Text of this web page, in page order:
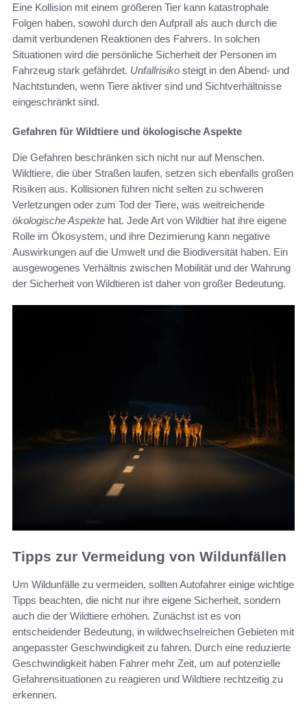
Eine Kollision mit einem größeren Tier kann katastrophale
Folgen haben, sowohl durch den Aufprall als auch durch die
damit verbundenen Reaktionen des Fahrers. In solchen
Situationen wird die persönliche Sicherheit der Personen im
Fahrzeug stark gefährdet. Unfallrisiko steigt in den Abend- und
Nachtstunden, wenn Tiere aktiver sind und Sichtverhältnisse
eingeschränkt sind.
Gefahren für Wildtiere und ökologische Aspekte
Die Gefahren beschränken sich nicht nur auf Menschen.
Wildtiere, die über Straßen laufen, setzen sich ebenfalls großen
Risiken aus. Kollisionen führen nicht selten zu schweren
Verletzungen oder zum Tod der Tiere, was weitreichende
ökologische Aspekte hat. Jede Art von Wildtier hat ihre eigene
Rolle im Ökosystem, und ihre Dezimierung kann negative
Auswirkungen auf die Umwelt und die Biodiversität haben. Ein
ausgewogenes Verhältnis zwischen Mobilität und der Wahrung
der Sicherheit von Wildtieren ist daher von großer Bedeutung.
Tipps zur Vermeidung von Wildunfällen
Um Wildunfälle zu vermeiden, sollten Autofahrer einige wichtige
Tipps beachten, die nicht nur ihre eigene Sicherheit, sondern
auch die der Wildtiere erhöhen. Zunächst ist es von
entscheidender Bedeutung, in wildwechselreichen Gebieten mit
angepasster Geschwindigkeit zu fahren. Durch eine reduzierte
Geschwindigkeit haben Fahrer mehr Zeit, um auf potenzielle
Gefahrensituationen zu reagieren und Wildtiere rechtzeitig zu
erkennen.